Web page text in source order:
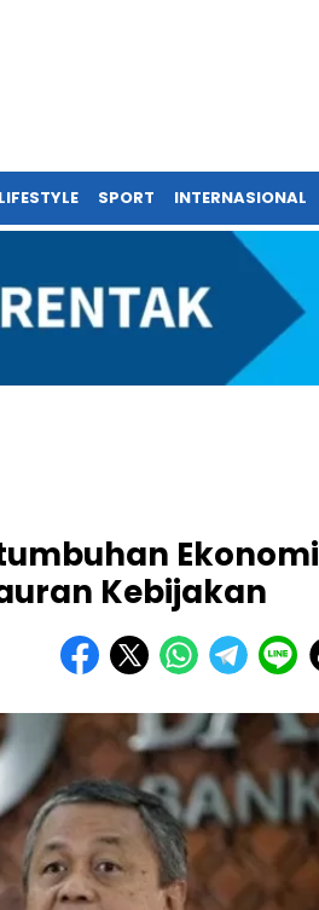
LIFESTYLE SPORT INTERNASIONAL
Ekonomi
Kebijakan